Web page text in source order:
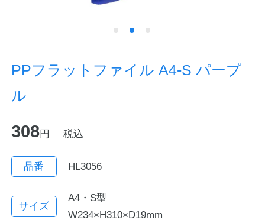
企業情報
カタログ
English
PPフラットファイル A4-S パープ
ル
308円 税込
品番 HL3056
サイズ
A4・S型
W234×H310×D19mm